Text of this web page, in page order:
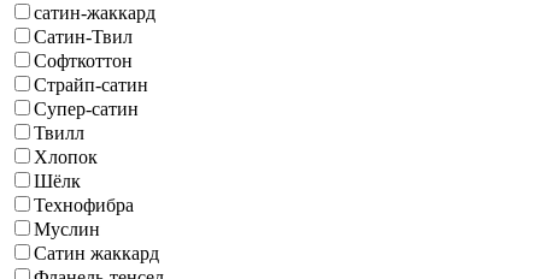
сатин-жаккард
Сатин-Твил
Софткоттон
Страйп-сатин
Супер-сатин
Твилл
Хлопок
Шёлк
Технофибра
Муслин
Сатин жаккард